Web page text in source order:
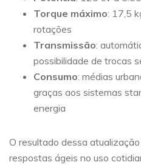
Torque máximo: 17,5
rotações
Transmissão:
possibilidade de trocas
Consumo: médias
graças aos sistemas
energia
O resultado dessa
respostas ágeis no uso